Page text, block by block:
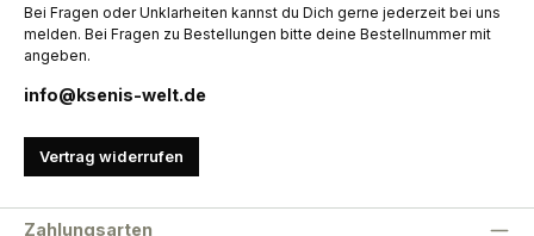
Bei Fragen oder Unklarheiten kannst du Dich gerne jederzeit bei uns
melden. Bei Fragen zu Bestellungen bitte deine Bestellnummer mit
angeben.
info@ksenis-welt.de
Vertrag widerrufen
Zahlungsarten